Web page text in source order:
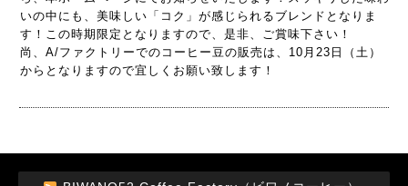
いの中にも、美味しい「コク」が感じられるブレンドとなりま
す！この時期限定となりますので、是非、ご賞味下さい！
尚、A/ファクトリーでのコーヒー豆の販売は、10月23日（土）
からとなりますので宜しくお願い致します！